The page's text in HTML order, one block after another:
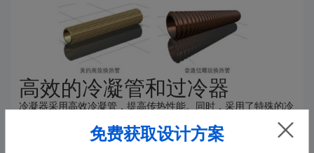
高效的冷凝管和过冷器
冷凝器采用高效冷凝管，提高传热性能。同时，采用了特殊的冷
凝器内置高效油分离器，分油效率可达500PPM。优于行业的
1500~2000PPM。免费获取设计方案